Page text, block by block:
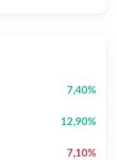
7,40%
12,90%
7,10%